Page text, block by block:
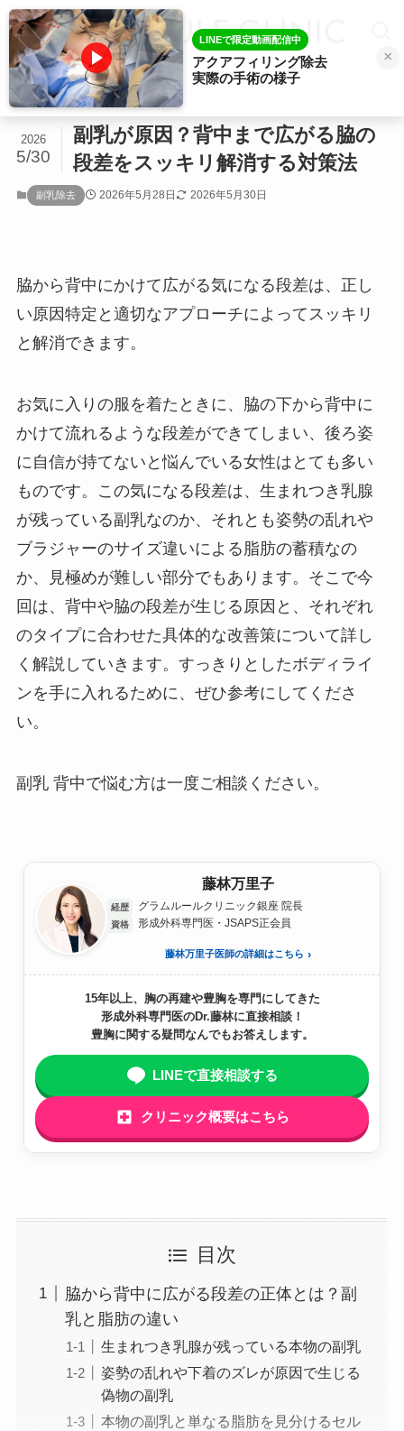
ホーム 副乳除去
副乳が原因？背中まで広がる脇の
段差をスッキリ解消する対策法
2026
5/30
副乳除去 2026年5月28日 2026年5月30日
脇から背中にかけて広がる気になる段差は、正し
い原因特定と適切なアプローチによってスッキリ
と解消できます。
お気に入りの服を着たときに、脇の下から背中に
かけて流れるような段差ができてしまい、後ろ姿
に自信が持てないと悩んでいる女性はとても多い
ものです。この気になる段差は、生まれつき乳腺
が残っている副乳なのか、それとも姿勢の乱れや
ブラジャーのサイズ違いによる脂肪の蓄積なの
か、見極めが難しい部分でもあります。そこで今
回は、背中や脇の段差が生じる原因と、それぞれ
のタイプに合わせた具体的な改善策について詳し
く解説していきます。すっきりとしたボディライ
ンを手に入れるために、ぜひ参考にしてくださ
い。
副乳 背中で悩む方は一度ご相談ください。
藤林万里子
経歴 グラムルールクリニック銀座 院長
資格 形成外科専門医・JSAPS正会員
藤林万里子医師の詳細はこちら
15年以上、胸の再建や豊胸を専門にしてきた
形成外科専門医のDr.藤林に直接相談！
豊胸に関する疑問なんでもお答えします。
LINEで直接相談する
クリニック概要はこちら
目次
脇から背中に広がる段差の正体とは？副
乳と脂肪の違い
生まれつき乳腺が残っている本物の副乳
姿勢の乱れや下着のズレが原因で生じる
偽物の副乳
本物の副乳と単なる脂肪を見分けるセル
×
LINEで限定動画配信中
アクアフィリング除去
実際の手術の様子